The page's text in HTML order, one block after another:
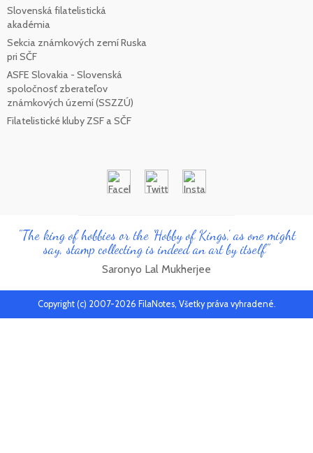
Slovenská filatelistická
akadémia
Sekcia známkových zemí Ruska
pri SČF
ASFE Slovakia - Slovenská
spoločnosť zberateľov
známkových území (SSZZÚ)
Filatelistické kluby ZSF a SČF
"The king of hobbies or the 'Hobby of Kings', as one might
say, stamp collecting is indeed an art by itself"
Saronyo Lal Mukherjee
Copyright (c) 2007-2026 FilaNotes, Všetky práva vyhradené.